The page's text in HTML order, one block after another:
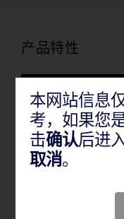
产品特性
适用于腹膜
脐疝
本网站信息
考，如果您
击确认后进
取消。